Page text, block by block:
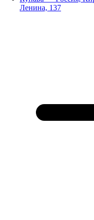
Ленина, 137